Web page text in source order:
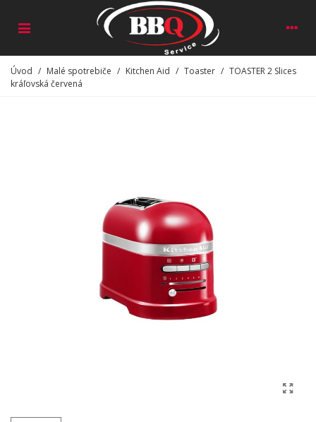
Úvod / Malé spotrebiče / Kitchen Aid / Toaster / TOASTER 2 Slices
kráľovská červená